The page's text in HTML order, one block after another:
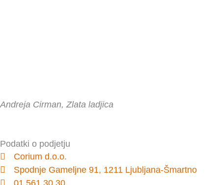
Andreja Cirman, Zlata ladjica
Podatki o podjetju
Corium d.o.o.
Spodnje Gameljne 91, 1211 Ljubljana-Šmartno
01 561 30 30